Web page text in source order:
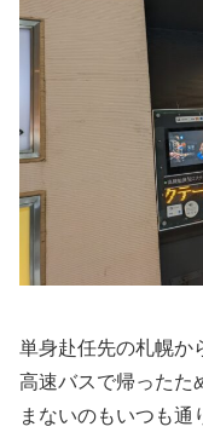
単身赴任先の札幌か
高速バスで帰ったた
まないのもいつも通